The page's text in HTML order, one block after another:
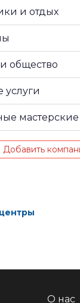
и отдых
общество
услуги
мастерские
Добавить
О нас